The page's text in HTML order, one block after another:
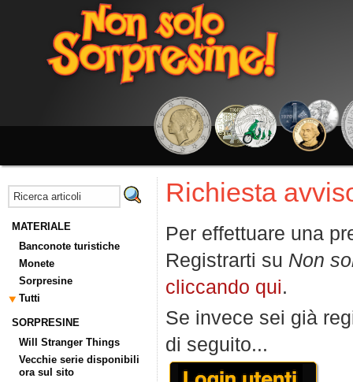
MATERIALE
Banconote turistiche
Monete
Sorpresine
Tutti
SORPRESINE
Will Stranger Things
Vecchie serie disponibili
ora sul sito
Richiesta
Per effettuare una
Registrarti su Non
cliccando qui.
Se invece sei già
di seguito...